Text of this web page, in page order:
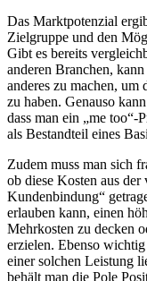
Das Marktpotenzial
Zielgruppe und den
Gibt es bereits
anderen Branchen,
anderes zu machen, um
zu haben. Genauso
dass man ein „me
als Bestandteil eines
Zudem muss man sich
ob diese Kosten aus
Kundenbindung“
erlauben kann, einen
Mehrkosten zu decken
erzielen. Ebenso
einer solchen Leistung
behält man die Pole